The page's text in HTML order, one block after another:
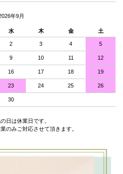
年9月
水 木 金 土
2 3 4 5
9 10 11 12
16 17 18 19
23 24 25 26
30
日は休業日です。
のみご対応させて頂きます。